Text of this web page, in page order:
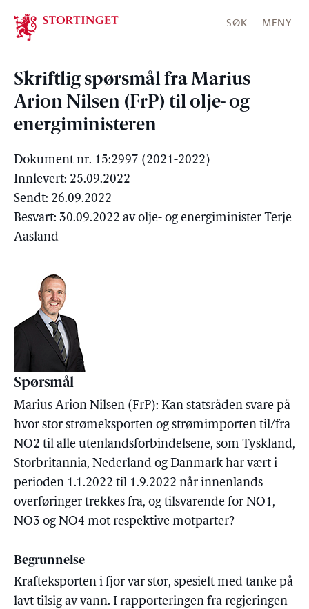
Stortinget.no
SØK MENY
Skriftlig spørsmål fra Marius
Arion Nilsen (FrP) til olje- og
energiministeren
Dokument nr. 15:2997 (2021-2022)
Innlevert: 25.09.2022
Sendt: 26.09.2022
Besvart: 30.09.2022 av olje- og energiminister Terje
Aasland
Spørsmål
Marius Arion Nilsen (FrP): Kan statsråden svare på
hvor stor strømeksporten og strømimporten til/fra
NO2 til alle utenlandsforbindelsene, som Tyskland,
Storbritannia, Nederland og Danmark har vært i
perioden 1.1.2022 til 1.9.2022 når innenlands
overføringer trekkes fra, og tilsvarende for NO1,
NO3 og NO4 mot respektive motparter?
Begrunnelse
Krafteksporten i fjor var stor, spesielt med tanke på
lavt tilsig av vann. I rapporteringen fra regjeringen